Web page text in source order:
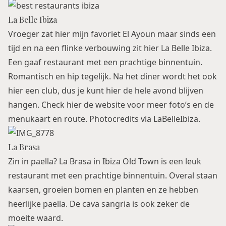
La Belle Ibiza
Vroeger zat hier mijn favoriet El Ayoun maar sinds een
tijd en na een flinke verbouwing zit hier La Belle Ibiza.
Een gaaf restaurant met een prachtige binnentuin.
Romantisch en hip tegelijk. Na het diner wordt het ook
hier een club, dus je kunt hier de hele avond blijven
hangen. Check hier de website voor meer foto’s en de
menukaart en route. Photocredits via LaBelleIbiza.
La Brasa
Zin in paella? La Brasa in Ibiza Old Town is een leuk
restaurant met een prachtige binnentuin. Overal staan
kaarsen, groeien bomen en planten en ze hebben
heerlijke paella. De cava sangria is ook zeker de
moeite waard.